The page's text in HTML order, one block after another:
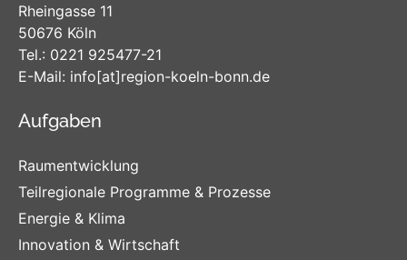
Rheingasse 11
50676 Köln
Tel.: 0221 925477-21
E-Mail: info[at]region-koeln-bonn.de
Aufgaben
Raumentwicklung
Teilregionale Programme & Prozesse
Energie & Klima
Innovation & Wirtschaft